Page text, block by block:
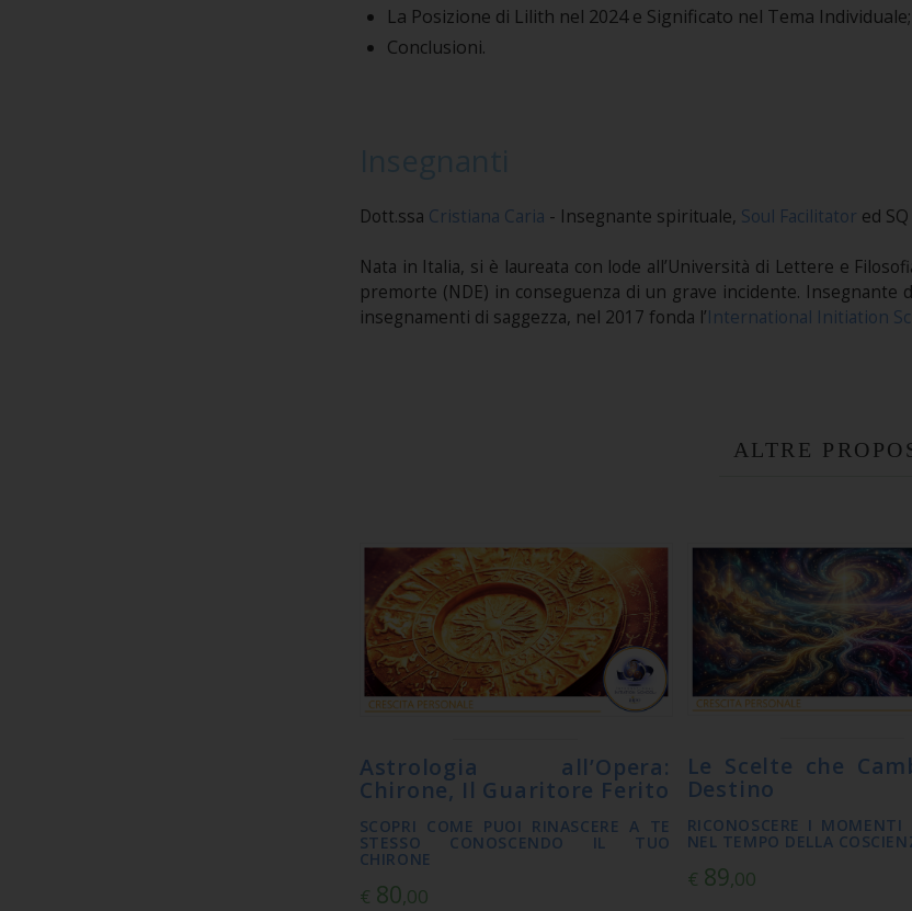
La Posizione di Lilith nel 2024 e Significato nel Tema Individuale;
Conclusioni.
Dott.ssa Cristiana Caria - Insegnante spirituale, Soul Facilitator ed
Nata in Italia, si è laureata con lode all’Università di Lettere e
premorte (NDE) in conseguenza di un grave incidente. Insegnante
insegnamenti di saggezza, nel 2017 fonda l’International Initiation
ALTRE
Astrologia all’Opera:
Chirone, Il Guaritore Ferito
SCOPRI COME PUOI RINASCERE A TE
STESSO CONOSCENDO IL TUO
CHIRONE
€ 80,00
Le Scelte che
Destino
RICONOSCERE I MOMENTI
NEL TEMPO DELLA
€ 89,00